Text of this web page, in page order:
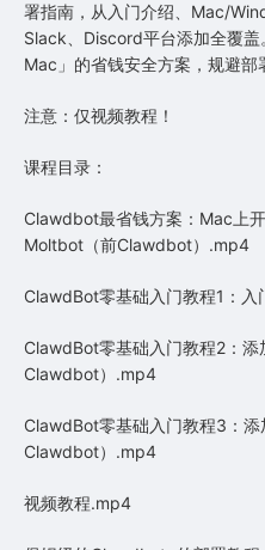
署指南，从入门介绍、Mac/
Slack、Discord平台添加全覆
Mac」的省钱安全方案，规避部
注意：仅视频教程！
课程目录：
Clawdbot最省钱方案：Mac上
Moltbot（前Clawdbot）.mp4
ClawdBot零基础入门教程1：
ClawdBot零基础入门教程2：
Clawdbot）.mp4
ClawdBot零基础入门教程3：
Clawdbot）.mp4
视频教程.mp4